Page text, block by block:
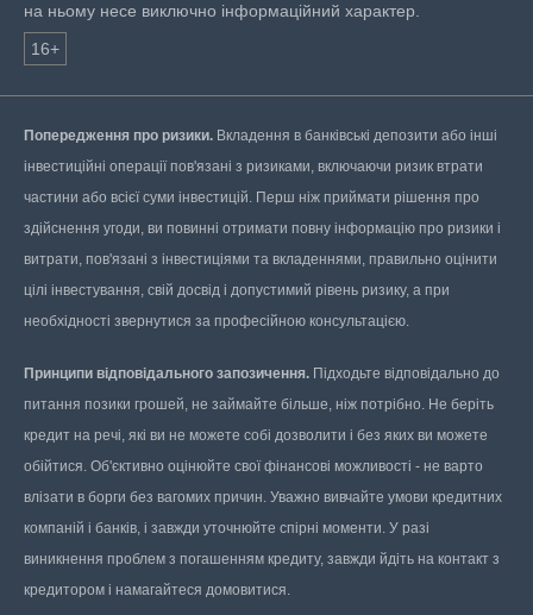
на ньому несе виключно інформаційний характер.
16+
Попередження про ризики. Вкладення в банківські депозити або інші
інвестиційні операції пов'язані з ризиками, включаючи ризик втрати
частини або всієї суми інвестицій. Перш ніж приймати рішення про
здійснення угоди, ви повинні отримати повну інформацію про ризики і
витрати, пов'язані з інвестиціями та вкладеннями, правильно оцінити
цілі інвестування, свій досвід і допустимий рівень ризику, а при
необхідності звернутися за професійною консультацією.
Принципи відповідального запозичення. Підходьте відповідально до
питання позики грошей, не займайте більше, ніж потрібно. Не беріть
кредит на речі, які ви не можете собі дозволити і без яких ви можете
обійтися. Об'єктивно оцінюйте свої фінансові можливості - не варто
влізати в борги без вагомих причин. Уважно вивчайте умови кредитних
компаній і банків, і завжди уточнюйте спірні моменти. У разі
виникнення проблем з погашенням кредиту, завжди йдіть на контакт з
кредитором і намагайтеся домовитися.